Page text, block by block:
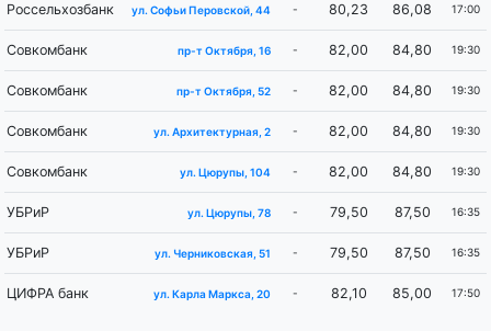
Россельхозбанк ул. Софьи Перовской, 44 - 80,23 86,08 17:00
Совкомбанк пр-т Октября, 16 - 82,00 84,80 19:30
Совкомбанк пр-т Октября, 52 - 82,00 84,80 19:30
Совкомбанк ул. Архитектурная, 2 - 82,00 84,80 19:30
Совкомбанк ул. Цюрупы, 104 - 82,00 84,80 19:30
УБРиР ул. Цюрупы, 78 - 79,50 87,50 16:35
УБРиР ул. Черниковская, 51 - 79,50 87,50 16:35
ЦИФРА банк ул. Карла Маркса, 20 - 82,10 85,00 17:50